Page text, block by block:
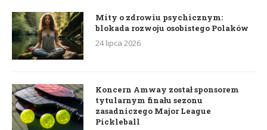
Mity o zdrowiu psychicznym:
blokada rozwoju osobistego Polaków
24 lipca 2026
Koncern Amway został sponsorem
tytularnym finału sezonu
zasadniczego Major League
Pickleball